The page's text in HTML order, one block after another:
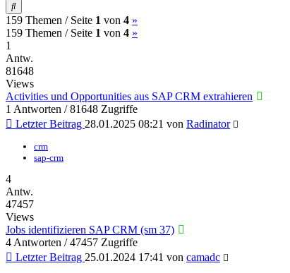
Suche
159 Themen / Seite 1 von 4 (current)
»
159 Themen / Seite 1 von 4 (current)
»
1
Antw.
81648
Views
Activities und Opportunities aus SAP CRM extrahieren
1 Antworten / 81648 Zugriffe
Letzter Beitrag 28.01.2025 08:21 von Radinator
crm
sap-crm
4
Antw.
47457
Views
Jobs identifizieren SAP CRM (sm 37)
4 Antworten / 47457 Zugriffe
Letzter Beitrag 25.01.2024 17:41 von camadc